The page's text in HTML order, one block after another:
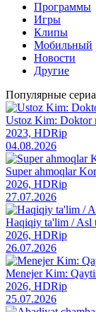
Программы
Игры
Клипы
Мобильный
Новости
Другие
Популярные
Ustoz Kim: Doktor
2023, HDRip
04.08.2026
Super ahmoqlar
2026, HDRip
27.07.2026
Haqiqiy ta'lim / Asl
2026, HDRip
26.07.2026
Menejer Kim:
2026, HDRip
25.07.2026